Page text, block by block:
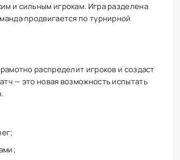
и сильным игрокам. Игра разделена
продвигается по турнирной
распределит игроков и создаст
— это новая возможность испытать